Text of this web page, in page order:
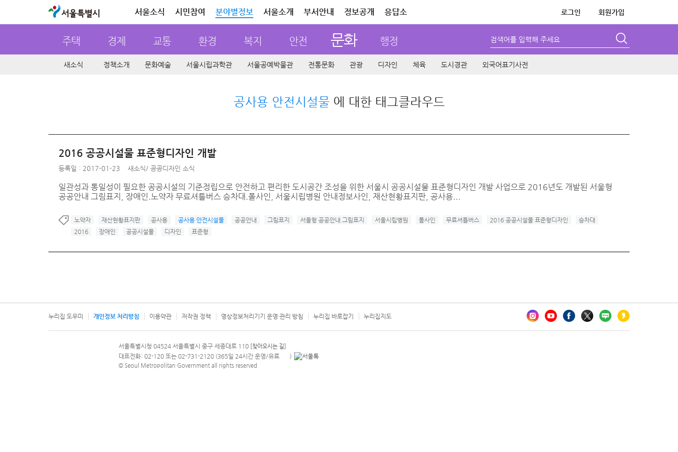
서울특별시 서울소식 시민참여 분야별정보 서울소개 부서안내 정보공개 응답소 로그인 회원가입
주택 경제 교통 환경 복지 안전 문화 행정 검색어를 입력해 주세요
새소식 정책소개 문화예술 서울시립과학관 서울공예박물관 전통문화 관광 디자인 체육 도시경관 외국어표기사전
공사용 안전시설물 에 대한 태그클라우드
2016 공공시설물 표준형디자인 개발
등록일 : 2017-01-23 새소식/ 공공디자인 소식
일관성과 통일성이 필요한 공공시설의 기준정립으로 안전하고 편리한 도시공간 조성을 위한 서울시 공공시설물 표준형디자인 개발 사업으로 2016년도 개발된 서울형
공공안내 그림표지, 장애인.노약자 무료셔틀버스 승차대.폴사인, 서울시립병원 안내정보사인, 재산현황표지판, 공사용...
노약자 재산현황표지판 공사용 공사용 안전시설물 공공안내 그림표지 서울형 공공안내 그림표지 서울시립병원 폴사인 무료셔틀버스 2016 공공시설물 표준형디자인
승차대
2016
장애인 공공시설물 디자인 표준형
누리집 도우미 개인정보 처리방침 이용약관 저작권 정책 영상정보처리기기 운영·관리 방침 누리집 바로잡기 누리집지도
문의 전화번호 120, 120 다산콜재단
서울특별시청 04524 서울특별시 중구 세종대로 110 [찾아오시는 길]
대표전화: 02-120 또는 02-731-2120 (365일 24시간 운영/유료 안내팝업 열기
)
© Seoul Metropolitan Government all rights reserved